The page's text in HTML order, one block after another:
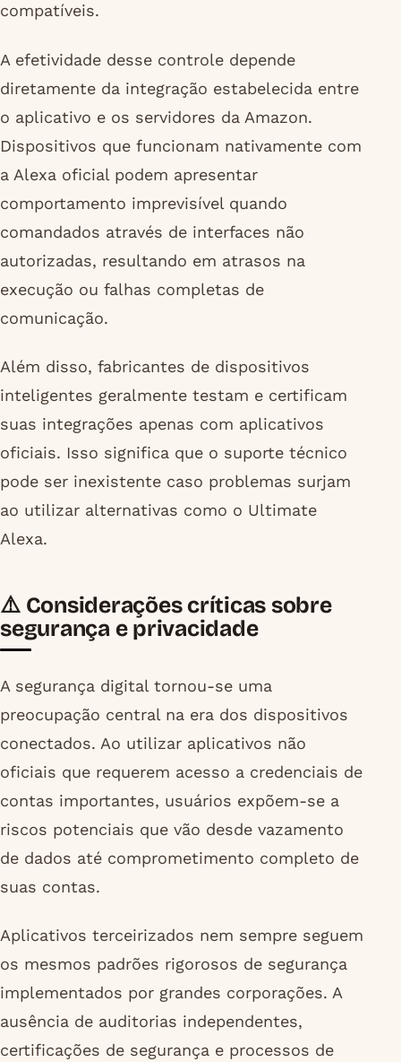
compatíveis.
A efetividade desse controle depende
diretamente da integração estabelecida entre
o aplicativo e os servidores da Amazon.
Dispositivos que funcionam nativamente com
a Alexa oficial podem apresentar
comportamento imprevisível quando
comandados através de interfaces não
autorizadas, resultando em atrasos na
execução ou falhas completas de
comunicação.
Além disso, fabricantes de dispositivos
inteligentes geralmente testam e certificam
suas integrações apenas com aplicativos
oficiais. Isso significa que o suporte técnico
pode ser inexistente caso problemas surjam
ao utilizar alternativas como o Ultimate
Alexa.
⚠️ Considerações críticas sobre
segurança e privacidade
A segurança digital tornou-se uma
preocupação central na era dos dispositivos
conectados. Ao utilizar aplicativos não
oficiais que requerem acesso a credenciais de
contas importantes, usuários expõem-se a
riscos potenciais que vão desde vazamento
de dados até comprometimento completo de
suas contas.
Aplicativos terceirizados nem sempre seguem
os mesmos padrões rigorosos de segurança
implementados por grandes corporações. A
ausência de auditorias independentes,
certificações de segurança e processos de